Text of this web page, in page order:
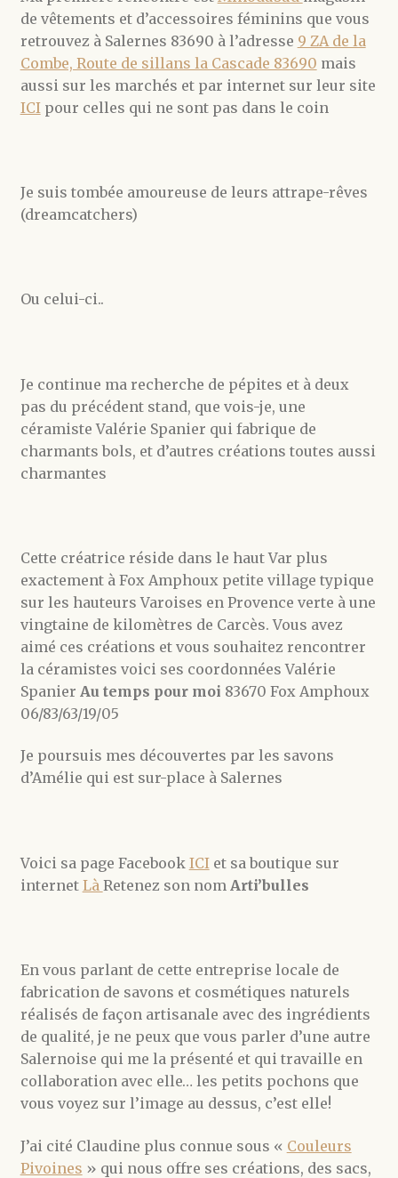
de vêtements et d’accessoires féminins que vous
retrouvez à Salernes 83690 à l’adresse 9 ZA de la
Combe, Route de sillans la Cascade 83690 mais
aussi sur les marchés et par internet sur leur site
ICIpour celles qui ne sont pas dans le coin
Je suis tombée amoureuse de leurs attrape-rêves
(dreamcatchers)
Ou celui-ci..
Je continue ma recherche de pépites et à deux
pas du précédent stand, que vois-je, une
céramiste Valérie Spanier qui fabrique de
charmants bols, et d’autres créations toutes aussi
charmantes
Cette créatrice réside dans le haut Var plus
exactement à Fox Amphoux petite village typique
sur les hauteurs Varoises en Provence verte à une
vingtaine de kilomètres de Carcès. Vous avez
aimé ces créations et vous souhaitez rencontrer
la céramistes voici ses coordonnées Valérie
Spanier Au temps pour moi 83670 Fox Amphoux
06/83/63/19/05
Je poursuis mes découvertes par les savons
d’Amélie qui est sur-place à Salernes
Voici sa page Facebook ICIet sa boutique sur
internet Là Retenez son nom Arti’bulles
En vous parlant de cette entreprise locale de
fabrication de savons et cosmétiques naturels
réalisés de façon artisanale avec des ingrédients
de qualité, je ne peux que vous parler d’une autre
Salernoise qui me la présenté et qui travaille en
collaboration avec elle… les petits pochons que
vous voyez sur l’image au dessus, c’est elle!
J’ai cité Claudine plus connue sous « Couleurs
Pivoines » qui nous offre ses créations, des sacs,